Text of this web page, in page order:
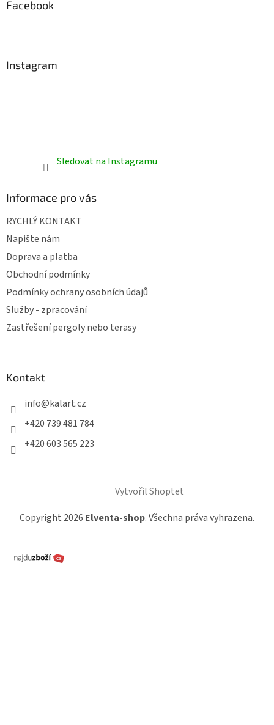
Facebook
Instagram
Sledovat na Instagramu
Informace pro vás
RYCHLÝ KONTAKT
Napište nám
Doprava a platba
Obchodní podmínky
Podmínky ochrany osobních údajů
Služby - zpracování
Zastřešení pergoly nebo terasy
Kontakt
info@kalart.cz
+420 739 481 784
+420 603 565 223
Vytvořil Shoptet
Copyright 2026 Elventa-shop. Všechna práva vyhrazena.